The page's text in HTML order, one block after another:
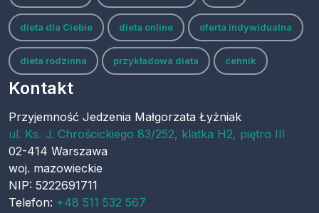
dieta dla Ciebie dieta online oferta indywidualna
dieta rodzinna przykładowa dieta cennik
Kontakt
Przyjemność Jedzenia Małgorzata Łyżniak
ul. Ks. J. Chrościckiego 83/252, klatka H2, piętro III
02-414 Warszawa
woj. mazowieckie
NIP: 5222691711
Telefon: +48 511 532 567